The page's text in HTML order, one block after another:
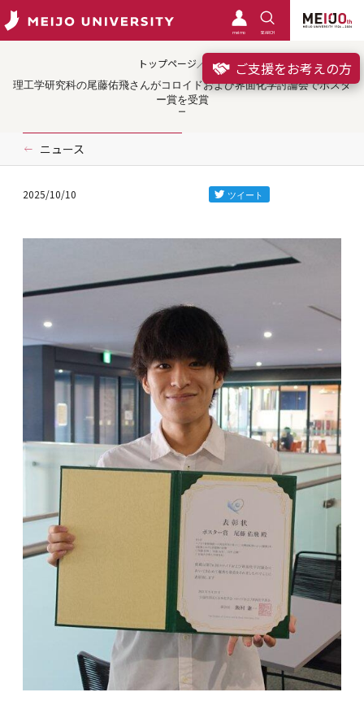
meimo SEARCH
ご支援をお考えの方
トップページ／受賞
理工学研究科の尾藤佑飛さんがコロイドおよび界面化学討論会でポスタ
ー賞を受賞
ニュース
2025/10/10